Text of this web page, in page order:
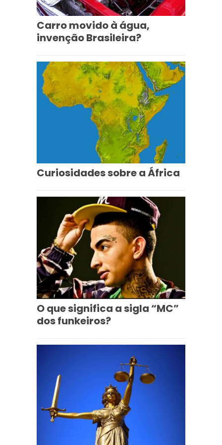
Carro movido à água,
invenção Brasileira?
Curiosidades sobre a África
O que significa a sigla “MC”
dos funkeiros?